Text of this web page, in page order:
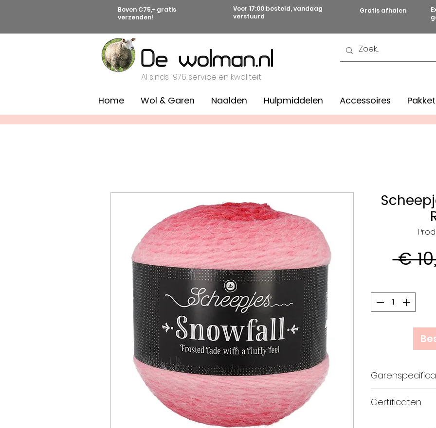
Boven €75,- gratis
verzenden!
Voor 17:00 besteld, vandaag
verstuurd
Gratis afhalen
Al sinds 1976 service en kwaliteit
Home Wol & Garen Naalden Hulpmiddelen Accessoires
€
Aran gewicht
Certificaten